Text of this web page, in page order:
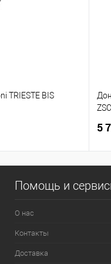
TRIESTE BIS
5
Помощь и
О нас
Контакты
Доставка